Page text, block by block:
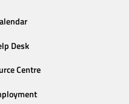
Desk
Centre